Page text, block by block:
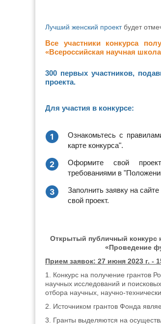
Лучший женский проектбудет
Все участники конкурса
«Всероссийская научная
300 первых участников,
проекта.
Для участия в конкурсе:
1
Ознакомьтесь с
карте конкурса".
2
Оформите свой
требованиями в
3 Заполнить заявку на сайте
свой проект.
Открытый публичный конкурс
«Проведение
Прием заявок: 27 июня 2023 г. -
1. Конкурс на получение грантов
научных исследований и
отбора научных, научно-
2. Источником грантов Фонда
3. Гранты выделяются на